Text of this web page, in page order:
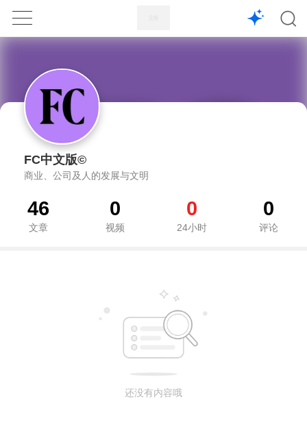
1X
FC中文版©
商业、公司及人的发展与文明
46
文章
0
视频
0
24小时
0
评论
还没有内容哦